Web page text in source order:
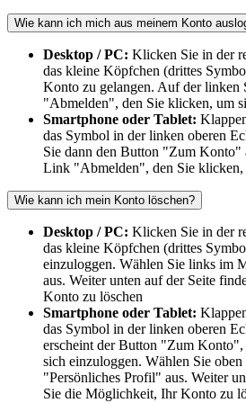
Wie kann ich mich aus meinem Konto
Desktop / PC: Klicken Sie in der
das kleine Köpfchen (drittes
Konto zu gelangen. Auf der linken
"Abmelden", den Sie klicken, um
Smartphone oder Tablet:
das Symbol in der linken oberen
Sie dann den Button "Zum Konto"
Link "Abmelden", den Sie klicken,
Wie kann ich mein Konto löschen?
Desktop / PC: Klicken Sie in der
das kleine Köpfchen (drittes
einzuloggen. Wählen Sie links im
aus. Weiter unten auf der Seite
Konto zu löschen
Smartphone oder Tablet:
das Symbol in der linken oberen
erscheint der Button "Zum
sich einzuloggen. Wählen Sie
"Persönliches Profil" aus. Weiter
Sie die Möglichkeit, Ihr Konto zu